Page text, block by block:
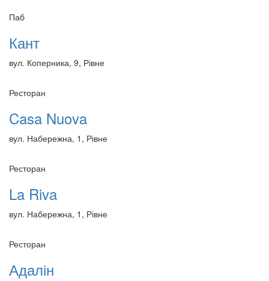
Паб
Кант
вул. Коперника, 9, Рівне
Ресторан
Casa Nuova
вул. Набережна, 1, Рівне
Ресторан
La Riva
вул. Набережна, 1, Рівне
Ресторан
Адалін